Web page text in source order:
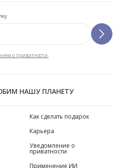
о приватности.
НАШУ ПЛАНЕТУ
Как сделать подарок
Карьера
Уведомление о
приватности
Применение ИИ